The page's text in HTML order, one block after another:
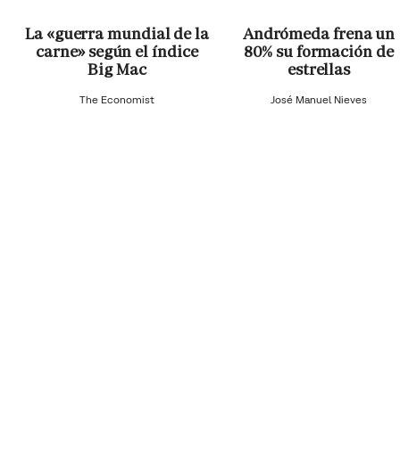
La «guerra mundial de la
carne» según el índice
Big Mac
The Economist
Andrómeda frena un
80% su formación de
estrellas
José Manuel Nieves